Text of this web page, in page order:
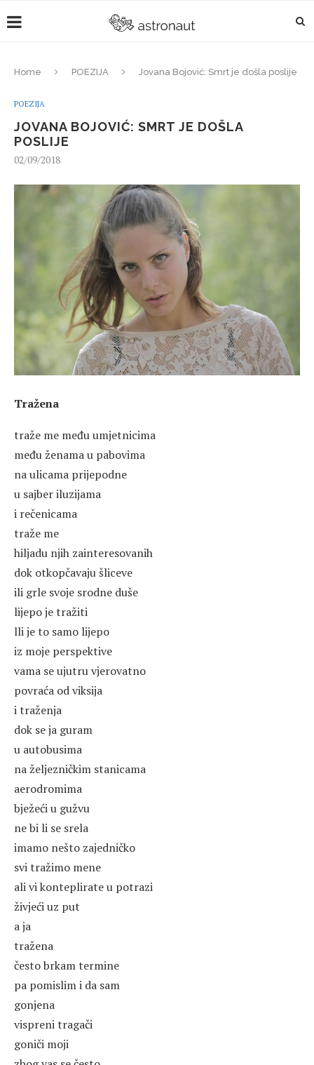
Home POEZIJA Jovana Bojović: Smrt je došla poslije
POEZIJA
JOVANA BOJOVIĆ: SMRT JE DOŠLA
POSLIJE
02/09/2018
Tražena
traže me među umjetnicima
među ženama u pabovima
na ulicama prijepodne
u sajber iluzijama
i rečenicama
traže me
hiljadu njih zainteresovanih
dok otkopčavaju šliceve
ili grle svoje srodne duše
lijepo je tražiti
lli je to samo lijepo
iz moje perspektive
vama se ujutru vjerovatno
povraća od viksija
i traženja
dok se ja guram
u autobusima
na željezničkim stanicama
aerodromima
bježeći u gužvu
ne bi li se srela
imamo nešto zajedničko
svi tražimo mene
ali vi konteplirate u potrazi
živjeći uz put
a ja
tražena
često brkam termine
pa pomislim i da sam
gonjena
vispreni tragači
goniči moji